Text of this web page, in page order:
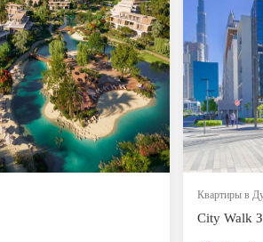
Квартиры в
City Walk